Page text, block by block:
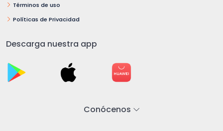
Términos de uso
Políticas de Privacidad
Descarga nuestra app
Conócenos